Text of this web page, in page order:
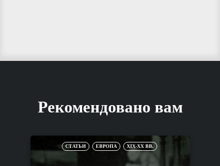
Рекомендовано вам
СТАТЬИ ЕВРОПА XIX-XX ВВ.